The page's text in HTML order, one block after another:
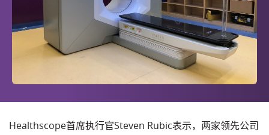
Healthscope首席执行官Steven Rubic表示，两家领先公司